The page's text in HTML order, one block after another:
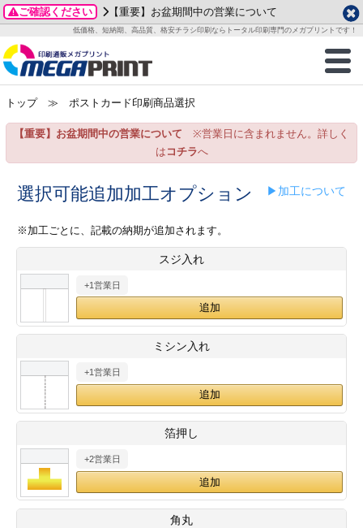
ご確認ください 【重要】お盆期間中の営業について
低価格、短納期、高品質、格安チラシ印刷ならトータル印刷専門のメガプリントです！
商品一覧
グッズ
ステッカー
ックカード印刷
業ツール印刷
＆盛り上げ印刷
ご利用ガイド
お客様へ
いて
方法
/送料について
刷
カード印刷
ックカード名刺
ムカード
型マル型印刷
ード印刷
刷
印刷
印刷
データ作成ガイド
成前に
ガイド
加工指示ガイド
テンプレート
ード印刷
名刺印刷
ックカード
ード印刷
形マル型
印刷
刷
一覧
わせ
り
プル請求
2026年 8月
月
火 水 木 金
土
1
3
4 5 6 7
8
15
24
25 26 27
29
土
1
2 3
9 10 11
12
14
15 16 17 18
19
26
28
29 30
・・休業日
トップ≫ ポストカード印刷商品選択
【重要】お盆期間中の営業について ※営業日に含まれません。詳しく
は コチラへ
選択可能追加加工オプション ▶加工について
※加工ごとに、記載の納期が追加されます。
スジ入れ
+1営業日
ミシン入れ
+1営業日
箔押し
+2営業日
角丸